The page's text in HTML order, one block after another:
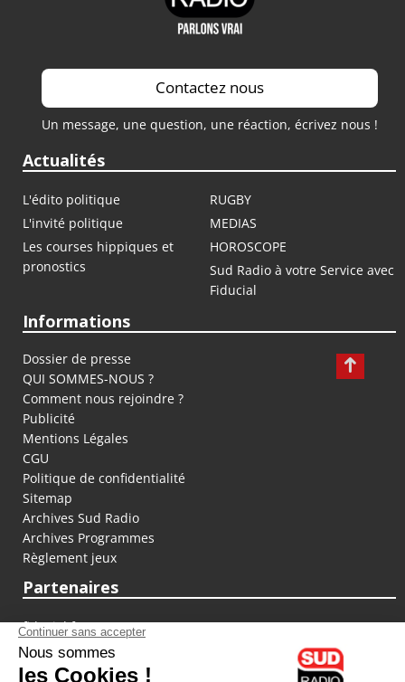
Contactez nous
Un message, une question, une réaction, écrivez nous !
Actualités
L'édito politique
RUGBY
L'invité politique
MEDIAS
Les courses hippiques et
pronostics
HOROSCOPE
Sud Radio à votre Service avec
Fiducial
Informations
Dossier de presse
QUI SOMMES-NOUS ?
Comment nous rejoindre ?
Publicité
Mentions Légales
CGU
Politique de confidentialité
Sitemap
Archives Sud Radio
Archives Programmes
Règlement jeux
Partenaires
fiducial.fr
lyoncapitale.fr
olympique-et-lyonnais.com